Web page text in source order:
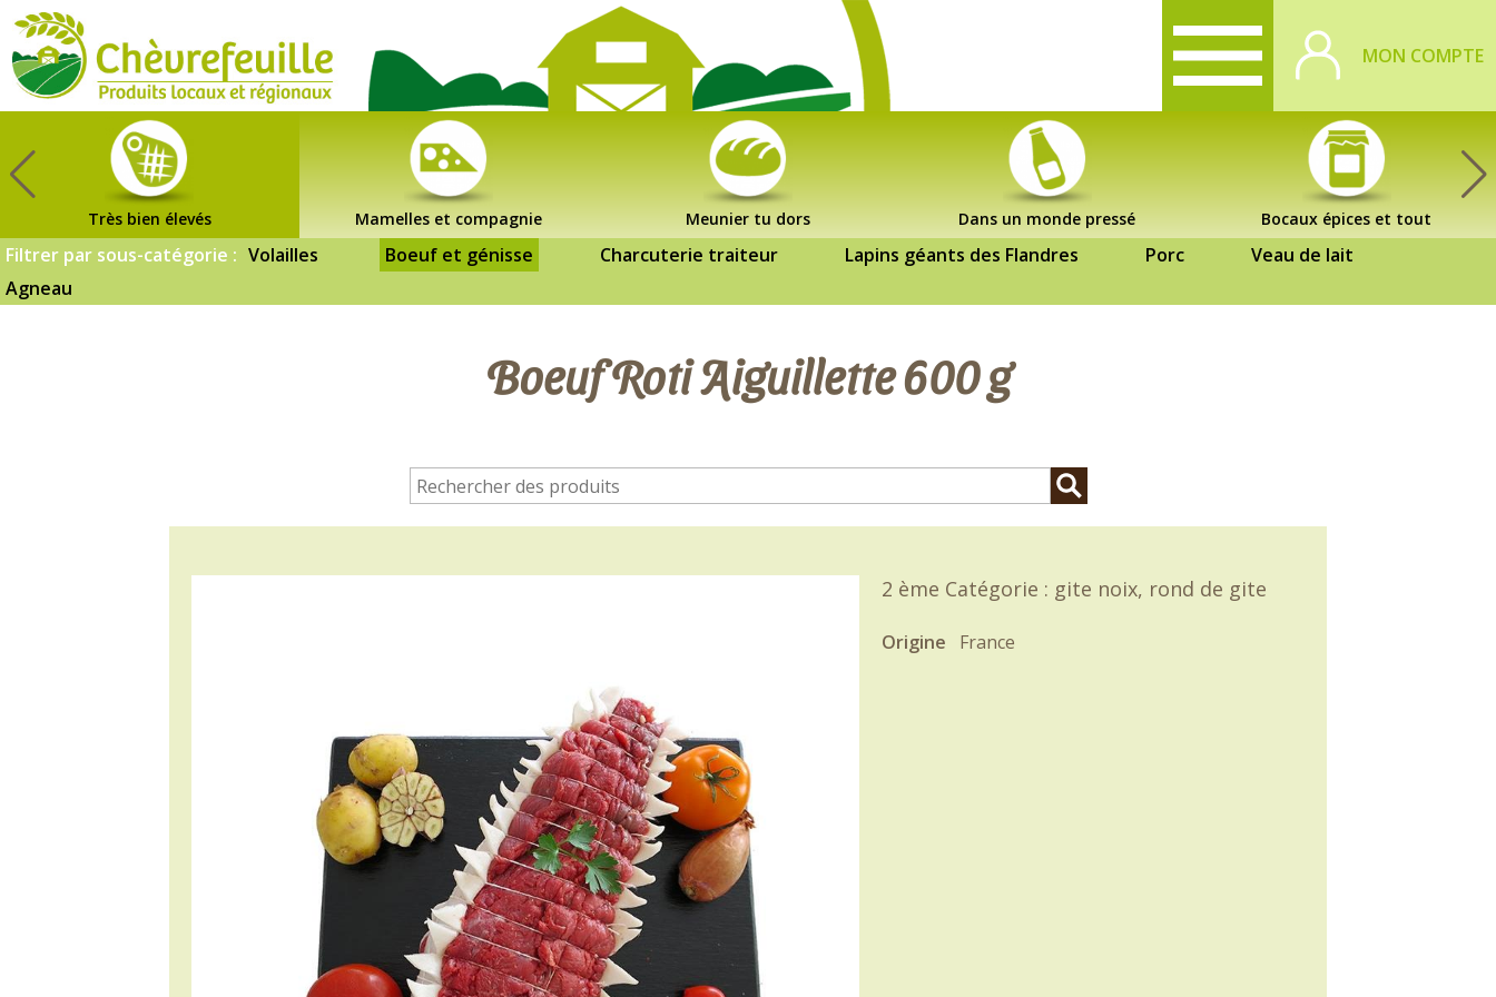
MON COMPTE
Très bien élevés Mamelles et compagnie Meunier tu dors Dans un monde pressé Bocaux épices et tout
Filtrer par sous-catégorie : Volailles Boeuf et génisse Charcuterie traiteur Lapins géants des Flandres Porc
Veau de lait
Agneau
Boeuf Roti Aiguillette 600 g
2 ème Catégorie : gite noix, rond de gite
Origine France